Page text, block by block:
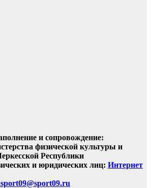
и сопровождение:
физической культуры и
Республики
и юридических лиц: Интернет